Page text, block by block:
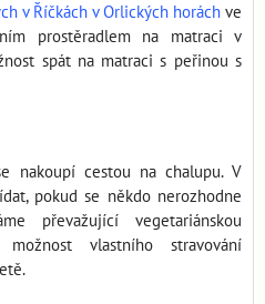
v Říčkách v Orlických horách ve
prostěradlem na matraci v
spát na matraci s peřinou s
nakoupí cestou na chalupu. V
pokud se někdo nerozhodne
převažující vegetariánskou
vlastního stravování